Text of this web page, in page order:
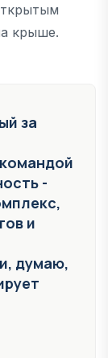
крыше.
за
-
и
думаю,